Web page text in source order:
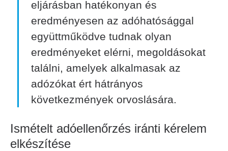
eljárásban hatékonyan és
eredményesen az adóhatósággal
együttműködve tudnak olyan
eredményeket elérni, megoldásokat
találni, amelyek alkalmasak az
adózókat ért hátrányos
következmények orvoslására.
Ismételt adóellenőrzés iránti kérelem
elkészítése